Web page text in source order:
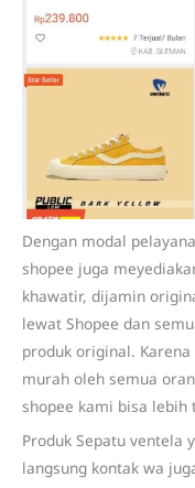
Dengan modal
shopee juga
khawatir, dijamin
lewat Shopee dan
produk original.
murah oleh semua
shopee kami bisa lebih
Produk Sepatu ventela
langsung kontak wa